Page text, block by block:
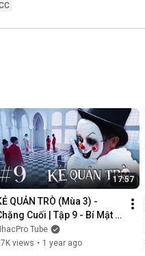
17:57
QUẢN TRÒ (Mùa 3) -
Cuối | Tập 9 - Bí Mật
| GAME CUNG HOÀNG
|| Web Drama 2025
Tube
views • 1 year ago